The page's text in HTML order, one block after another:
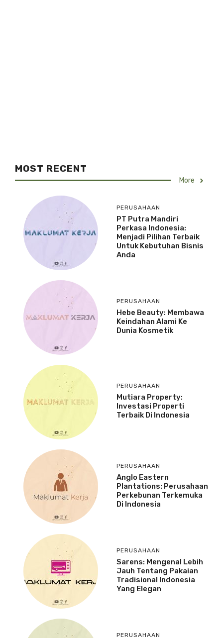
MOST RECENT
More
PERUSAHAAN
PT Putra Mandiri
Perkasa Indonesia:
Menjadi Pilihan Terbaik
Untuk Kebutuhan Bisnis
Anda
PERUSAHAAN
Hebe Beauty: Membawa
Keindahan Alami Ke
Dunia Kosmetik
PERUSAHAAN
Mutiara Property:
Investasi Properti
Terbaik Di Indonesia
PERUSAHAAN
Anglo Eastern
Plantations: Perusahaan
Perkebunan Terkemuka
Di Indonesia
PERUSAHAAN
Sarens: Mengenal Lebih
Jauh Tentang Pakaian
Tradisional Indonesia
Yang Elegan
PERUSAHAAN